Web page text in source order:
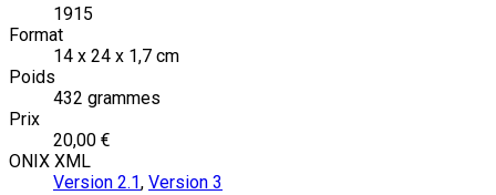
1915
Format
14 x 24 x 1,7 cm
Poids
432 grammes
Prix
20,00 €
ONIX XML
Version 2.1, Version 3